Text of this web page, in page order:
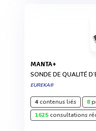
MANTA+
SONDE DE QUALITÉ
EUREKA®
4contenus liés 8
1625consultations